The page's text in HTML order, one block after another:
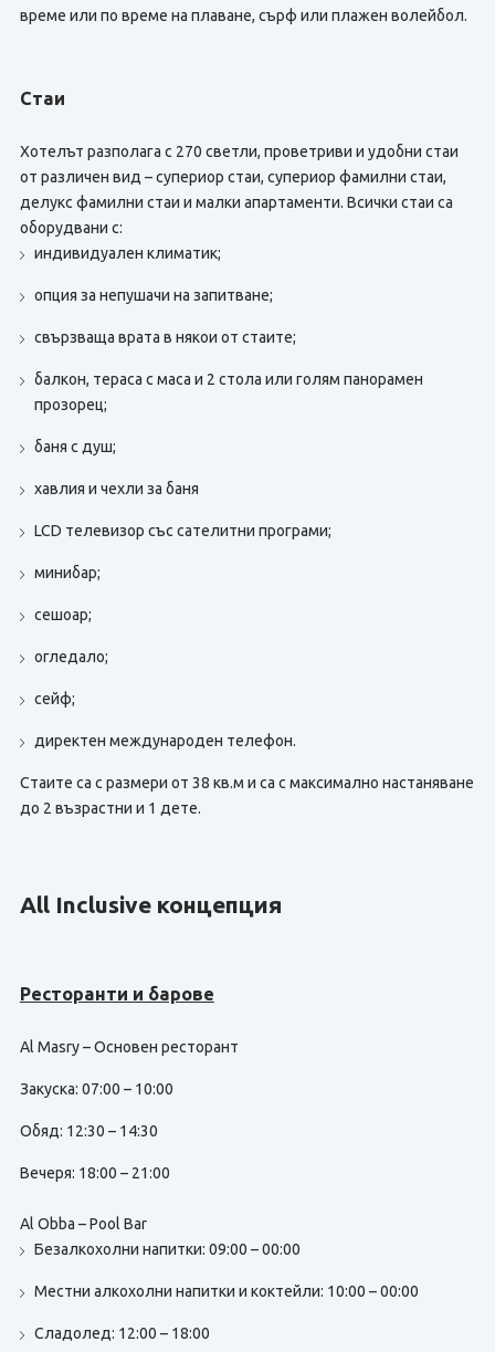
време или по време на плаване, сърф или плажен волейбол.
Стаи
Хотелът разполага с 270 светли, проветриви и удобни стаи
от различен вид – супериор стаи, супериор фамилни стаи,
делукс фамилни стаи и малки апартаменти. Всички стаи са
оборудвани с:
индивидуален климатик;
опция за непушачи на запитване;
свързваща врата в някои от стаите;
балкон, тераса с маса и 2 стола или голям панорамен
прозорец;
баня с душ;
хавлия и чехли за баня
LCD телевизор със сателитни програми;
минибар;
сешоар;
огледало;
сейф;
директен международен телефон.
Стаите са с размери от 38 кв.м и са с максимално настаняване
до 2 възрастни и 1 дете.
All Inclusive концепция
Ресторанти и барове
Al Masry – Основен ресторант
Закуска: 07:00 – 10:00
Обяд: 12:30 – 14:30
Вечеря: 18:00 – 21:00
Al Obba – Pool Bar
Безалкохолни напитки: 09:00 – 00:00
Местни алкохолни напитки и коктейли: 10:00 – 00:00
Сладолед: 12:00 – 18:00